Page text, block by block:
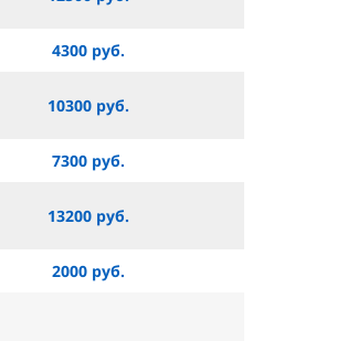
4300 руб.
10300 руб.
7300 руб.
13200 руб.
2000 руб.